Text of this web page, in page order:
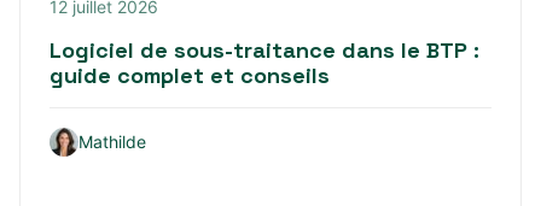
12 juillet 2026
Logiciel de sous-traitance dans le BTP :
guide complet et conseils
Mathilde